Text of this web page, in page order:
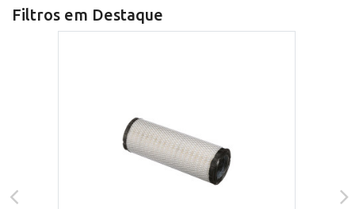
Filtros em Destaque